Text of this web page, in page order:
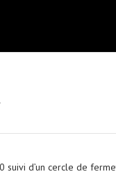
suivi d’un cercle de